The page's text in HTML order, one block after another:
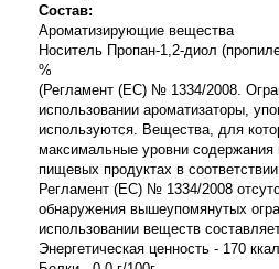
Состав:
Ароматизирующие вещества
Носитель Пропан-1,2-диол
%
(Регламент (ЕС) № 1334/2008.
использовании ароматизаторы,
используются. Вещества, для
максимальные уровни содержания
пищевых продуктах в
Регламент (ЕС) № 1334/2008
обнаружения вышеупомянутых
использовании веществ
Энергетическая ценность - 170